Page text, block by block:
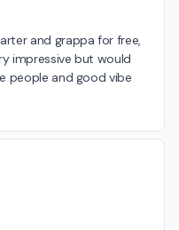
and grappa for free,
impressive but would
people and good vibe